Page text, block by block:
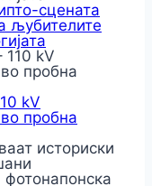
сцената
љубителите
kV
пробна